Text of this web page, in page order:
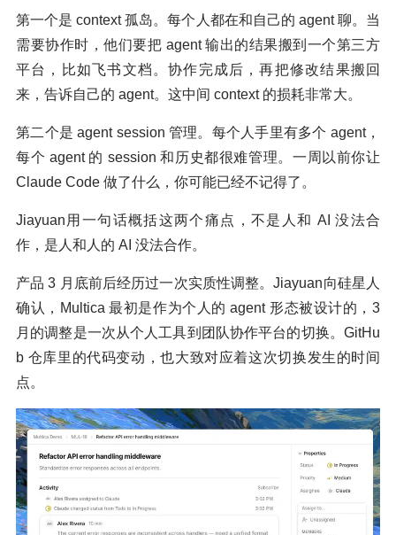
第一个是 context 孤岛。每个人都在和自己的 agent 聊。当
需要协作时，他们要把 agent 输出的结果搬到一个第三方
平台，比如飞书文档。协作完成后，再把修改结果搬回
来，告诉自己的 agent。这中间 context 的损耗非常大。
第二个是 agent session 管理。每个人手里有多个 agent，
每个 agent 的 session 和历史都很难管理。一周以前你让
Claude Code 做了什么，你可能已经不记得了。
Jiayuan用一句话概括这两个痛点，不是人和 AI 没法合
作，是人和人的 AI 没法合作。
产品 3 月底前后经历过一次实质性调整。Jiayuan向硅星人
确认，Multica 最初是作为个人的 agent 形态被设计的，3
月的调整是一次从个人工具到团队协作平台的切换。GitHu
b 仓库里的代码变动，也大致对应着这次切换发生的时间
点。